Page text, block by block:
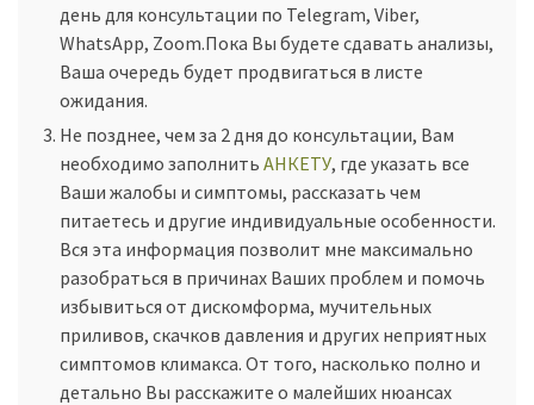
день для консультации по Telegram, Viber,
WhatsApp, Zoom.Пока Вы будете сдавать анализы,
Ваша очередь будет продвигаться в листе
ожидания.
Не позднее, чем за 2 дня до консультации, Вам
необходимо заполнить АНКЕТУ, где указать все
Ваши жалобы и симптомы, рассказать чем
питаетесь и другие индивидуальные особенности.
Вся эта информация позволит мне максимально
разобраться в причинах Ваших проблем и помочь
избывиться от дискомформа, мучительных
приливов, скачков давления и других неприятных
симптомов климакса. От того, насколько полно и
детально Вы расскажите о малейших нюансах